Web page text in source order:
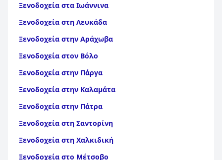
Ξενοδοχεία στα Ιωάννινα
Ξενοδοχεία στη Λευκάδα
Ξενοδοχεία στην Αράχωβα
Ξενοδοχεία στον Βόλο
Ξενοδοχεία στην Πάργα
Ξενοδοχεία στην Καλαμάτα
Ξενοδοχεία στην Πάτρα
Ξενοδοχεία στη Σαντορίνη
Ξενοδοχεία στη Χαλκιδική
Ξενοδοχεία στο Μέτσοβο